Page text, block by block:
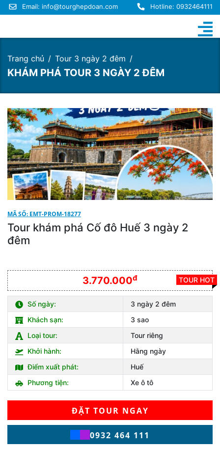
Email: info@tourghepdoan.com Hotline: 0932464111
Trang chủ Tour 3 ngày 2 đêm
KHÁM PHÁ TOUR 3 NGÀY 2 ĐÊM
MÃ SỐ: EMT-PROM-18277
Tour khám phá Cố đô Huế 3 ngày 2
đêm
3.770.000đ TOUR HOT
Số ngày:
3 ngày 2 đêm
Khách sạn:
3 sao
Loại tour:
Tour riêng
Khởi hành:
Hằng ngày
Điểm xuất phát:
Huế
Phương tiện:
Xe ô tô
ĐẶT TOUR NGAY
0932 464 111